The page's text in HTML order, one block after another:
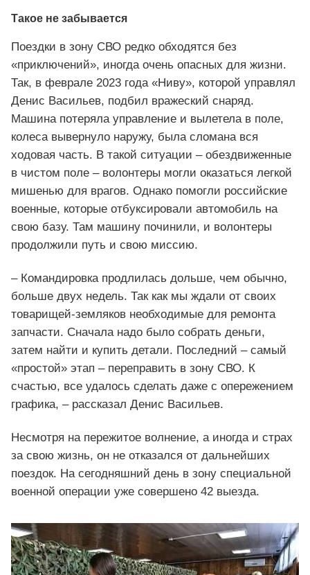
Такое не забывается
Поездки в зону СВО редко обходятся без
«приключений», иногда очень опасных для жизни.
Так, в феврале 2023 года «Ниву», которой управлял
Денис Васильев, подбил вражеский снаряд.
Машина потеряла управление и вылетела в поле,
колеса вывернуло наружу, была сломана вся
ходовая часть. В такой ситуации – обездвиженные
в чистом поле – волонтеры могли оказаться легкой
мишенью для врагов. Однако помогли российские
военные, которые отбуксировали автомобиль на
свою базу. Там машину починили, и волонтеры
продолжили путь и свою миссию.
– Командировка продлилась дольше, чем обычно,
больше двух недель. Так как мы ждали от своих
товарищей-земляков необходимые для ремонта
запчасти. Сначала надо было собрать деньги,
затем найти и купить детали. Последний – самый
«простой» этап – переправить в зону СВО. К
счастью, все удалось сделать даже с опережением
графика, – рассказал Денис Васильев.
Несмотря на пережитое волнение, а иногда и страх
за свою жизнь, он не отказался от дальнейших
поездок. На сегодняшний день в зону специальной
военной операции уже совершено 42 выезда.